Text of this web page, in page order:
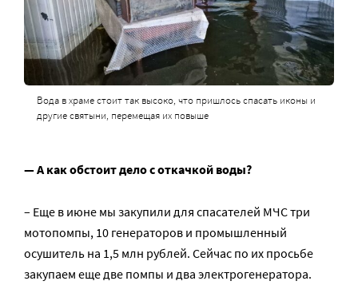
Вода в храме стоит так высоко, что пришлось спасать иконы и
другие святыни, перемещая их повыше
— А как обстоит дело с откачкой воды?
– Еще в июне мы закупили для спасателей МЧС три
мотопомпы, 10 генераторов и промышленный
осушитель на 1,5 млн рублей. Сейчас по их просьбе
закупаем еще две помпы и два электрогенератора.